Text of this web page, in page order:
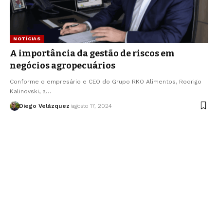
NOTÍCIAS
A importância da gestão de riscos em
negócios agropecuários
Conforme o empresário e CEO do Grupo RKO Alimentos, Rodrigo
Kalinovski, a…
Diego Velázquez agosto 17, 2024